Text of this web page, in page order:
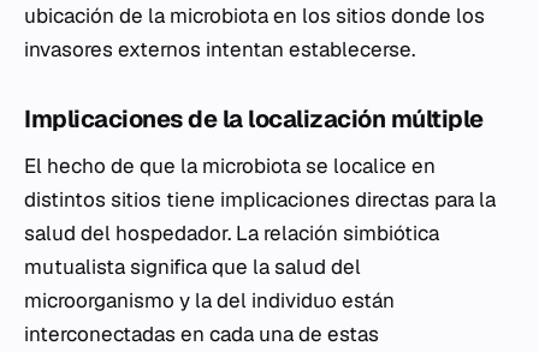
ubicación de la microbiota en los sitios donde los
invasores externos intentan establecerse.
Implicaciones de la localización múltiple
El hecho de que la microbiota se localice en
distintos sitios tiene implicaciones directas para la
salud del hospedador. La relación simbiótica
mutualista significa que la salud del
microorganismo y la del individuo están
interconectadas en cada una de estas